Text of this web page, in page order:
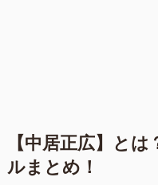
【中居正広】と
ルまとめ！